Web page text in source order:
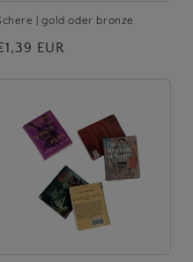
| gold oder bronze
EUR